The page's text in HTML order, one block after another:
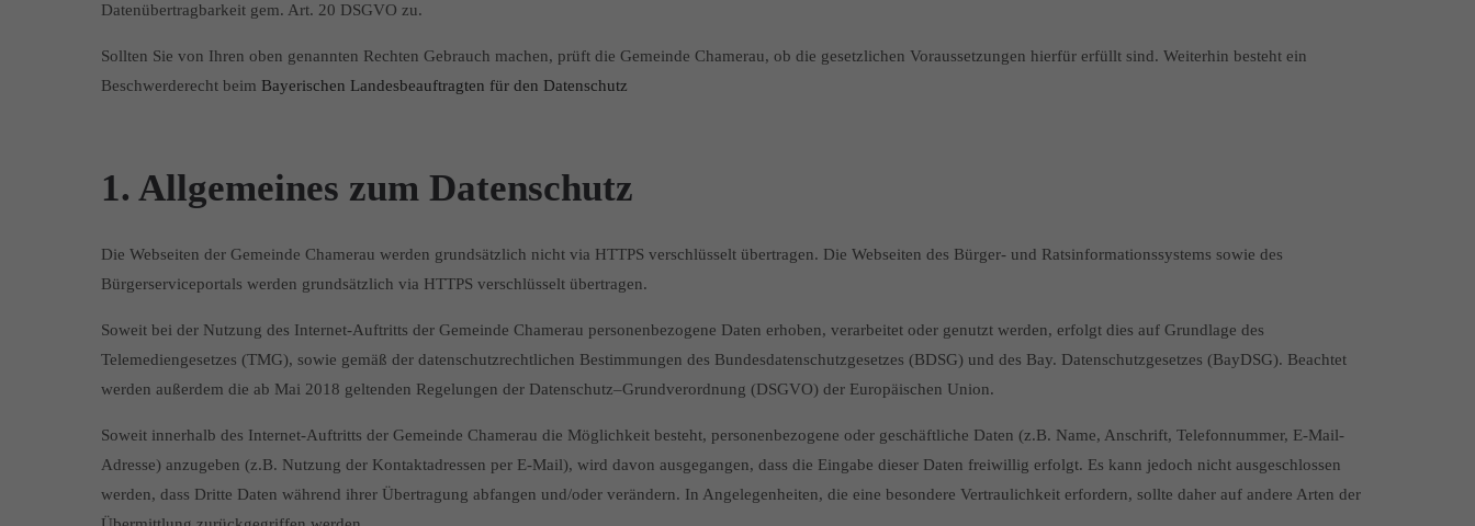
Datenübertragbarkeit gem. Art. 20 DSGVO zu.
Sollten Sie von Ihren oben genannten Rechten Gebrauch machen, prüft die Gemeinde Chamerau, ob die gesetzlichen Voraussetzungen hierfür erfüllt sind. Weiterhin besteht ein
Beschwerderecht beim Bayerischen Landesbeauftragten für den Datenschutz
1. Allgemeines zum Datenschutz
Die Webseiten der Gemeinde Chamerau werden grundsätzlich nicht via HTTPS verschlüsselt übertragen. Die Webseiten des Bürger- und Ratsinformationssystems sowie des
Bürgerserviceportals werden grundsätzlich via HTTPS verschlüsselt übertragen.
Soweit bei der Nutzung des Internet-Auftritts der Gemeinde Chamerau personenbezogene Daten erhoben, verarbeitet oder genutzt werden, erfolgt dies auf Grundlage des
Telemediengesetzes (TMG), sowie gemäß der datenschutzrechtlichen Bestimmungen des Bundesdatenschutzgesetzes (BDSG) und des Bay. Datenschutzgesetzes (BayDSG). Beachtet
werden außerdem die ab Mai 2018 geltenden Regelungen der Datenschutz–Grundverordnung (DSGVO) der Europäischen Union.
Soweit innerhalb des Internet-Auftritts der Gemeinde Chamerau die Möglichkeit besteht, personenbezogene oder geschäftliche Daten (z.B. Name, Anschrift, Telefonnummer, E-Mail-
Adresse) anzugeben (z.B. Nutzung der Kontaktadressen per E-Mail), wird davon ausgegangen, dass die Eingabe dieser Daten freiwillig erfolgt. Es kann jedoch nicht ausgeschlossen
werden, dass Dritte Daten während ihrer Übertragung abfangen und/oder verändern. In Angelegenheiten, die eine besondere Vertraulichkeit erfordern, sollte daher auf andere Arten der